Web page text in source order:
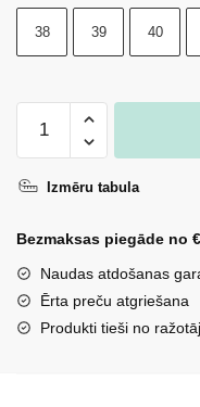
38 39 40
zemi
siltināti
zābaki
ar
kažokādu
Camel
Izmēru tabula
Bezmaksas piegāde no
Naudas atdošanas
Ērta preču atgriešana
Produkti tieši no